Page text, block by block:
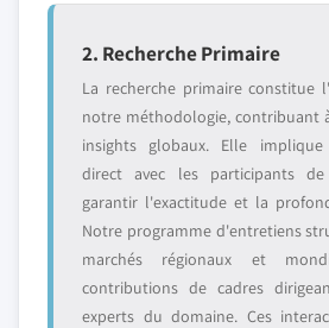
2. Recherche Primaire
La recherche primaire constitue
notre méthodologie, contribuant
insights globaux. Elle
direct avec les participants
garantir l'exactitude et la
Notre programme d'entretiens
marchés régionaux et
contributions de cadres
experts du domaine. Ces